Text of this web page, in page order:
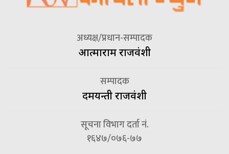
अध्यक्ष/प्रधान-सम्पादक
आत्माराम राजवंशी
सम्पादक
दमयन्ती राजवंशी
सूचना विभाग दर्ता नं.
१६४७/०७६-७७